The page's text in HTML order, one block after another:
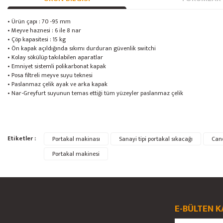
• Ürün çapı : 70 -95 mm
• Meyve haznesi : 6 ile 8 nar
• Çöp kapasitesi : 15 kg
• Ön kapak açıldığında sıkımı durduran güvenlik switchi
• Kolay sökülüp takılabilen aparatlar
• Emniyet sistemli polikarbonat kapak
• Posa filtreli meyve suyu teknesi
• Paslanmaz çelik ayak ve arka kapak
• Nar-Greyfurt suyunun temas ettiği tüm yüzeyler paslanmaz çelik
Bu ürünün fiyat bilgisi, resim, ürün açıklamalarında ve diğer konularda
Etiketler : Portakal makinası Sanayi tipi portakal sıkacağı
Portakal makinesi
E-BÜLTEN